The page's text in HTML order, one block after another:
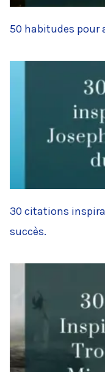
50 habitudes pour
30 citations
succès.